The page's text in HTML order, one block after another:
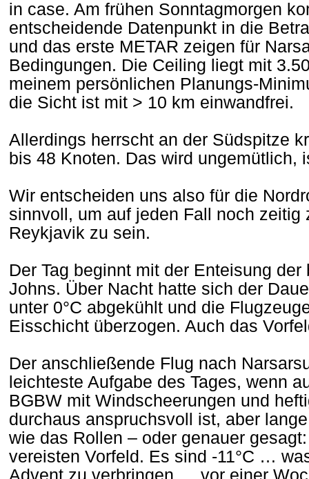
in case. Am frühen Sonntagmorgen
entscheidende Datenpunkt in die
und das erste METAR zeigen für
Bedingungen. Die Ceiling liegt mit
meinem persönlichen Planungs-
die Sicht ist mit > 10 km einwandfrei.
Allerdings herrscht an der Südspitze
bis 48 Knoten. Das wird ungemütlich,
Wir entscheiden uns also für die
sinnvoll, um auf jeden Fall noch zeitig
Reykjavik zu sein.
Der Tag beginnt mit der Enteisung
Johns. Über Nacht hatte sich der
unter 0°C abgekühlt und die
Eisschicht überzogen. Auch das
Der anschließende Flug nach
leichteste Aufgabe des Tages, wenn
BGBW mit Windscheerungen und
durchaus anspruchsvoll ist, aber
wie das Rollen – oder genauer
vereisten Vorfeld. Es sind -11°C …
Advent zu verbringen … vor einer